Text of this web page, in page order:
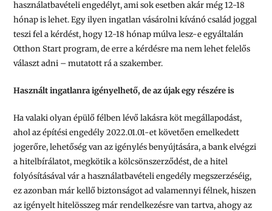
használatbavételi engedélyt, ami sok esetben akár még 12-18
hónap is lehet. Egy ilyen ingatlan vásárolni kívánó család joggal
teszi fel a kérdést, hogy 12-18 hónap múlva lesz-e egyáltalán
Otthon Start program, de erre a kérdésre ma nem lehet felelős
választ adni – mutatott rá a szakember.
Használt ingatlanra igényelhető, de az újak egy részére is
Ha valaki olyan épülő félben lévő lakásra köt megállapodást,
ahol az építési engedély 2022.01.01-et követően emelkedett
jogerőre, lehetőség van az igénylés benyújtására, a bank elvégzi
a hitelbírálatot, megkötik a kölcsönszerződést, de a hitel
folyósításával vár a használatbavételi engedély megszerzéséig,
ez azonban már kellő biztonságot ad valamennyi félnek, hiszen
az igényelt hitelösszeg már rendelkezésre van tartva, ahogy az